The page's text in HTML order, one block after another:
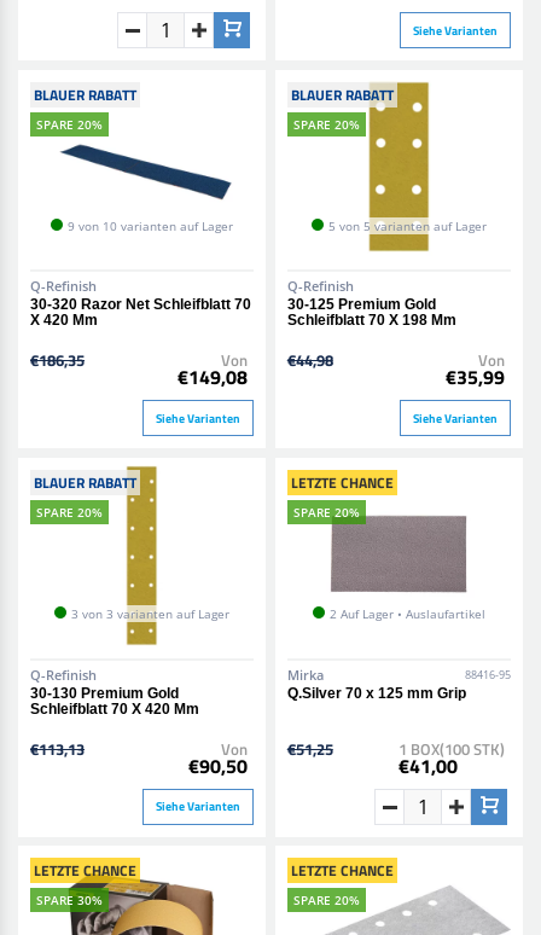
Siehe Varianten
BLAUER RABATT
SPARE 20%
9 von 10 varianten auf Lager
Q-Refinish
30-320 Razor Net Schleifblatt 70
X 420 Mm
€186,35 Von
€149,08
Siehe Varianten
BLAUER RABATT
SPARE 20%
5 von 5 varianten auf Lager
Q-Refinish
30-125 Premium Gold
Schleifblatt 70 X 198 Mm
€44,98 Von
€35,99
Siehe Varianten
BLAUER RABATT
SPARE 20%
3 von 3 varianten auf Lager
Q-Refinish
30-130 Premium Gold
Schleifblatt 70 X 420 Mm
€113,13 Von
€90,50
Siehe Varianten
LETZTE CHANCE
SPARE 20%
2 Auf Lager • Auslaufartikel
Mirka 88416-95
Q.Silver 70 x 125 mm Grip
€51,25 1 BOX(100 STK)
€41,00
LETZTE CHANCE
SPARE 30%
LETZTE CHANCE
SPARE 20%